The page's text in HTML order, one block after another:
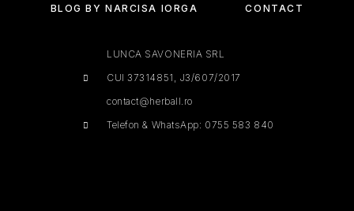
BLOG BY NARCISA IORGA CONTACT
LUNCA SAVONERIA SRL
CUI 37314851, J3/607/2017
contact@herball.ro
Telefon & WhatsApp: 0755 583 840